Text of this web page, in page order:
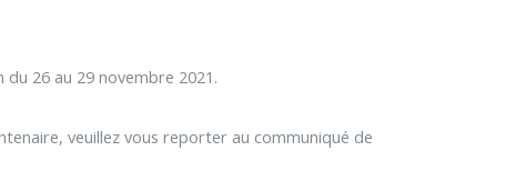
26 au 29 novembre 2021.
veuillez vous reporter au communiqué de